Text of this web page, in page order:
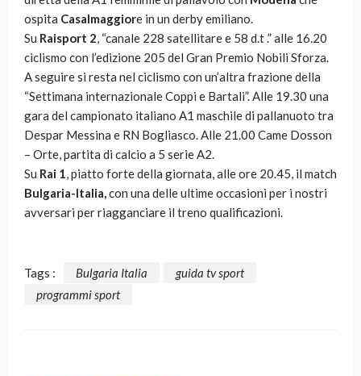
ospita Casalmaggiore in un derby emiliano.
Su Raisport 2, “canale 228 satellitare e 58 d.t .” alle 16.20
ciclismo con l’edizione 205 del Gran Premio Nobili Sforza.
A seguire si resta nel ciclismo con un’altra frazione della
“Settimana internazionale Coppi e Bartali”. Alle 19.30 una
gara del campionato italiano A1 maschile di pallanuoto tra
Despar Messina e RN Bogliasco. Alle 21.00 Came Dosson
– Orte, partita di calcio a 5 serie A2.
Su Rai 1, piatto forte della giornata, alle ore 20.45, il match
Bulgaria-Italia,con una delle ultime occasioni per i nostri
avversari per riagganciare il treno qualificazioni.
Tags : Bulgaria Italia
guida tv sport
programmi sport